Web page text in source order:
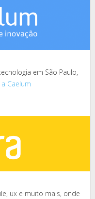
em São Paulo,
Caelum
ux e muito mais, onde